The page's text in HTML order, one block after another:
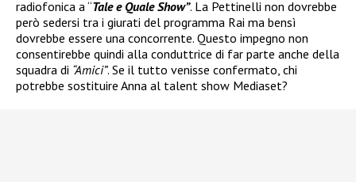
radiofonica a “Tale e Quale Show”. La Pettinelli non dovrebbe
però sedersi tra i giurati del programma Rai ma bensì
dovrebbe essere una concorrente. Questo impegno non
consentirebbe quindi alla conduttrice di far parte anche della
squadra di “Amici”. Se il tutto venisse confermato, chi
potrebbe sostituire Anna al talent show Mediaset?